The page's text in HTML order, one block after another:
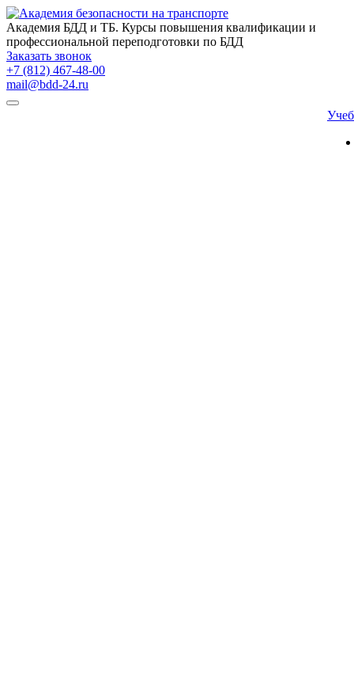
Академия БДД и ТБ. Курсы повышения квалификации и
профессиональной переподготовки по БДД
Заказать звонок
+7 (812) 467-48-00
mail@bdd-24.ru